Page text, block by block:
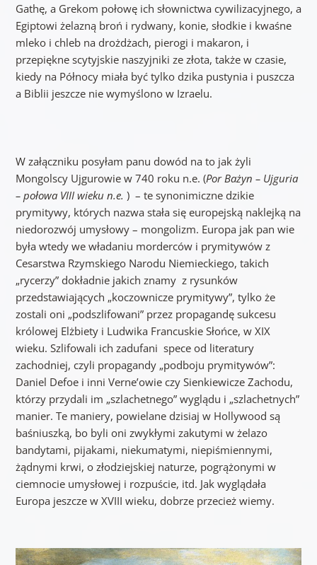
Gathę, a Grekom połowę ich słownictwa cywilizacyjnego, a
Egiptowi żelazną broń i rydwany, konie, słodkie i kwaśne
mleko i chleb na drożdżach, pierogi i makaron, i
przepiękne scytyjskie naszyjniki ze złota, także w czasie,
kiedy na Północy miała być tylko dzika pustynia i puszcza
a Biblii jeszcze nie wymyślono w Izraelu.
W załączniku posyłam panu dowód na to jak żyli
Mongolscy Ujgurowie w 740 roku n.e. (Por Bażyn – Ujguria
– połowa VIII wieku n.e. ) – te synonimiczne dzikie
prymitywy, których nazwa stała się europejską naklejką na
niedorozwój umysłowy – mongolizm. Europa jak pan wie
była wtedy we władaniu morderców i prymitywów z
Cesarstwa Rzymskiego Narodu Niemieckiego, takich
„rycerzy” dokładnie jakich znamy z rysunków
przedstawiających „koczownicze prymitywy”, tylko że
zostali oni „podszlifowani” przez propagandę sukcesu
królowej Elżbiety i Ludwika Francuskie Słońce, w XIX
wieku. Szlifowali ich zadufani spece od literatury
zachodniej, czyli propagandy „podboju prymitywów”:
Daniel Defoe i inni Verne’owie czy Sienkiewicze Zachodu,
którzy przydali im „szlachetnego” wyglądu i „szlachetnych”
manier. Te maniery, powielane dzisiaj w Hollywood są
baśniuszką, bo byli oni zwykłymi zakutymi w żelazo
bandytami, pijakami, niekumatymi, niepiśmiennymi,
żądnymi krwi, o złodziejskiej naturze, pogrążonymi w
ciemnocie umysłowej i rozpuście, itd. Jak wyglądała
Europa jeszcze w XVIII wieku, dobrze przecież wiemy.